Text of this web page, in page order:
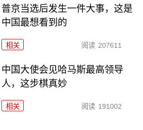
普京当选后发生一件大事，这是
中国最想看到的
相关 阅读 207611
中国大使会见哈马斯最高领导
人，这步棋真妙
相关 阅读 191002